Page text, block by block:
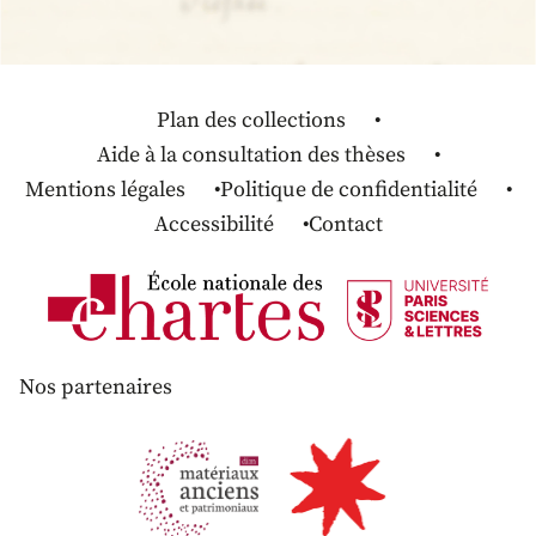
Plan des collections
Aide à la consultation des thèses
Mentions légales
Politique de confidentialité
Accessibilité
Contact
Nos partenaires